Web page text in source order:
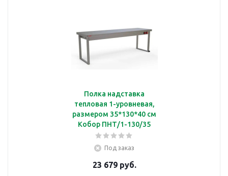
Полка надставка
тепловая 1-уровневая,
размером 35*130*40 см
Кобор ПНТ/1-130/35
Под заказ
23 679 руб.